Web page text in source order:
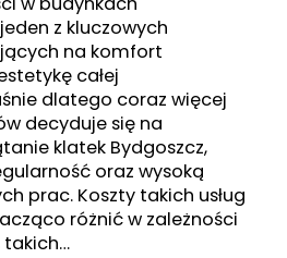
z kluczowych
na komfort
całej
dlatego coraz więcej
decyduje się na
klatek Bydgoszcz,
oraz wysoką
prac. Koszty takich usług
różnić w zależności
takich…